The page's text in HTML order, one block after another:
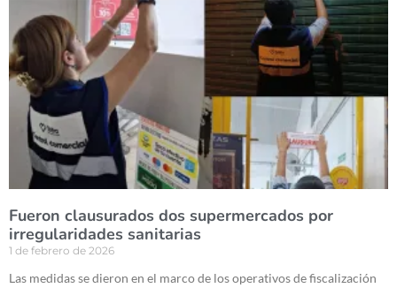
Fueron clausurados dos supermercados por
irregularidades sanitarias
1 de febrero de 2026
Las medidas se dieron en el marco de los operativos de fiscalización